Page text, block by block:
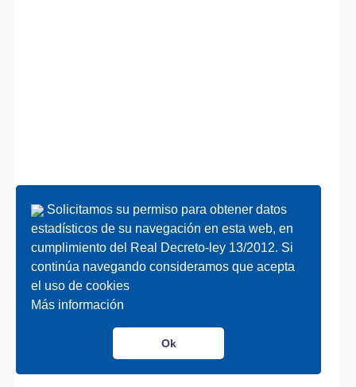
Solicitamos su permiso para obtener datos
estadísticos de su navegación en esta web, en
cumplimiento del Real Decreto-ley 13/2012. Si
continúa navegando consideramos que acepta
el uso de cookies
Más información
Ok
Solicitamos su permiso para obtener datos
estadísticos de su navegación en esta web, en
cumplimiento del Real Decreto-ley 13/2012. Si
continúa navegando consideramos que acepta
el uso de cookies
Más información
Ok